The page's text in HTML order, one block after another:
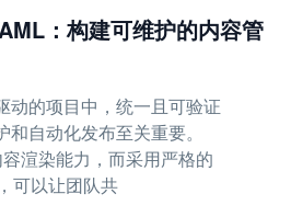
：构建可维护的内容管
动的项目中，统一且可验证
自动化发布至关重要。
渲染能力，而采用严格的
可以让团队共